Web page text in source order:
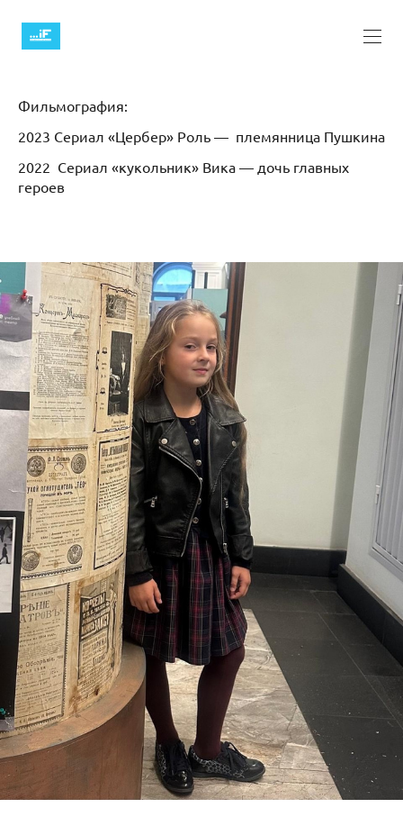
Фильмография:
2023 Сериал «Цербер» Роль — племянница Пушкина
2022 Сериал «кукольник» Вика — дочь главных
героев